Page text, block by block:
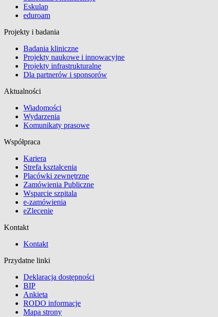
Eskulap
eduroam
Projekty i badania
Badania kliniczne
Projekty naukowe i innowacyjne
Projekty infrastrukturalne
Dla partnerów i sponsorów
Aktualności
Wiadomości
Wydarzenia
Komunikaty prasowe
Współpraca
Kariera
Strefa kształcenia
Placówki zewnętrzne
Zamówienia Publiczne
Wsparcie szpitala
e-zamówienia
eZlecenie
Kontakt
Kontakt
Przydatne linki
Deklaracja dostępności
BIP
Ankieta
RODO informacje
Mapa strony